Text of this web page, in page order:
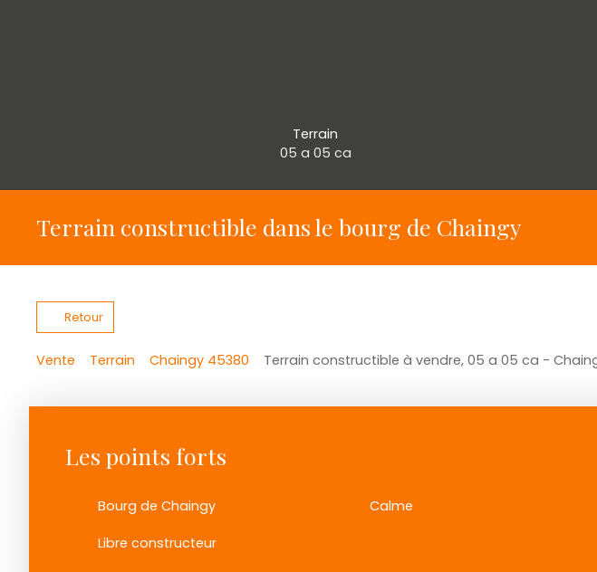
Terrain
05 a 05 ca
Terrain constructible dans le bourg de Chaingy
Retour
Vente Terrain Chaingy 45380 Terrain constructible à vendre, 05 a 05 ca -
Les points forts
Bourg de Chaingy Calme
Libre constructeur